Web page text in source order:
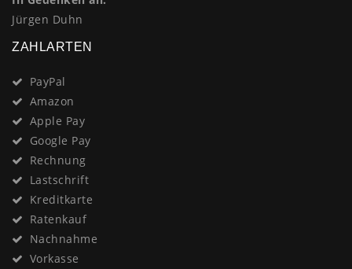
Jürgen Duhn
ZAHLARTEN
PayPal
Amazon
Apple Pay
Google Pay
Rechnung
Lastschrift
Kreditkarte
Ratenkauf
Nachnahme
Vorkasse